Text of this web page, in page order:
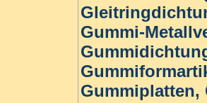
Gummi-
Gummiplatten,